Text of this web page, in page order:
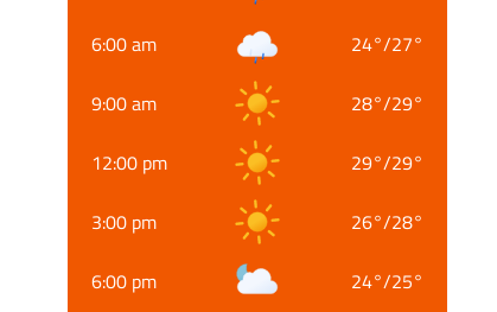
6:00 am 24°/27°
9:00 am 28°/29°
12:00 pm 29°/29°
3:00 pm 26°/28°
6:00 pm 24°/25°